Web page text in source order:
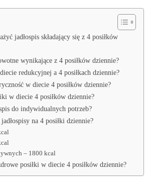
jadłospis składający się z 4 posiłków
wynikające z 4 posiłków dziennie?
redukcyjnej a 4 posiłkach dziennie?
w diecie 4 posiłków dziennie?
w diecie 4 posiłków dziennie?
do indywidualnych potrzeb?
na 4 posiłki dziennie?
– 1800 kcal
posiłki w diecie 4 posiłków dziennie?